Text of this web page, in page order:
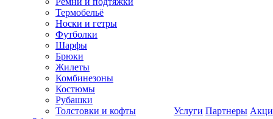
Термобельё
Носки и гетры
Футболки
Шарфы
Брюки
Жилеты
Комбинезоны
Костюмы
Рубашки
Толстовки и кофты
Услуги Партнеры